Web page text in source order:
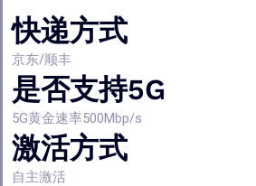
快递方式
京东/顺丰
是否支持5G
5G黄金速率500Mbp/s
激活方式
自主激活